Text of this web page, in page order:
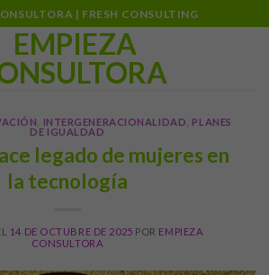
| FRESH CONSULTING
INTERGENERACIONALIDAD
PLANES
DE IGUALDAD
legado de mujeres en
la tecnología
14 DE OCTUBRE DE 2025 POR EMPIEZA
CONSULTORA